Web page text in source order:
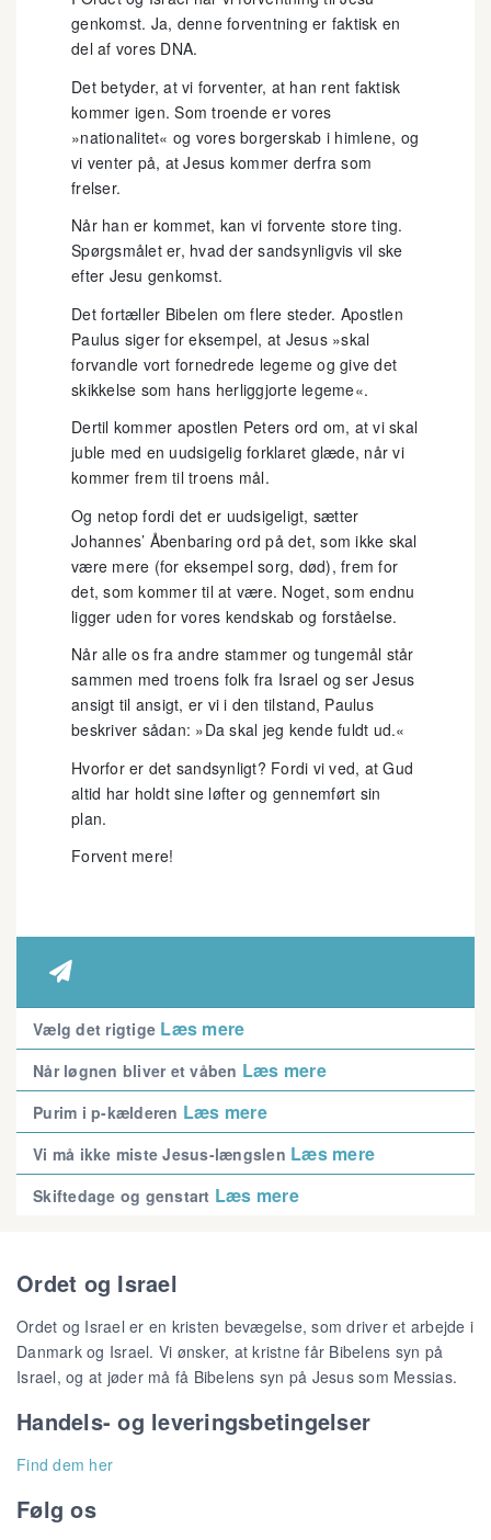
genkomst. Ja, denne forventning er faktisk en
del af vores DNA.
Det betyder, at vi forventer, at han rent faktisk
kommer igen. Som troende er vores
»nationalitet« og vores borgerskab i himlene, og
vi venter på, at Jesus kommer derfra som
frelser.
Når han er kommet, kan vi forvente store ting.
Spørgsmålet er, hvad der sandsynligvis vil ske
efter Jesu genkomst.
Det fortæller Bibelen om flere steder. Apostlen
Paulus siger for eksempel, at Jesus »skal
forvandle vort fornedrede legeme og give det
skikkelse som hans herliggjorte legeme«.
Dertil kommer apostlen Peters ord om, at vi skal
juble med en uudsigelig forklaret glæde, når vi
kommer frem til troens mål.
Og netop fordi det er uudsigeligt, sætter
Johannes’ Åbenbaring ord på det, som ikke skal
være mere (for eksempel sorg, død), frem for
det, som kommer til at være. Noget, som endnu
ligger uden for vores kendskab og forståelse.
Når alle os fra andre stammer og tungemål står
sammen med troens folk fra Israel og ser Jesus
ansigt til ansigt, er vi i den tilstand, Paulus
beskriver sådan: »Da skal jeg kende fuldt ud.«
Hvorfor er det sandsynligt? Fordi vi ved, at Gud
altid har holdt sine løfter og gennemført sin
plan.
Forvent mere!

Vælg det rigtige Læs mere
Når løgnen bliver et våben Læs mere
Purim i p-kælderen Læs mere
Vi må ikke miste Jesus-længslen Læs mere
Skiftedage og genstart Læs mere
Ordet og Israel
Ordet og Israel er en kristen bevægelse, som driver et arbejde i
Danmark og Israel. Vi ønsker, at kristne får Bibelens syn på
Israel, og at jøder må få Bibelens syn på Jesus som Messias.
Handels- og leveringsbetingelser
Find dem her
Følg os